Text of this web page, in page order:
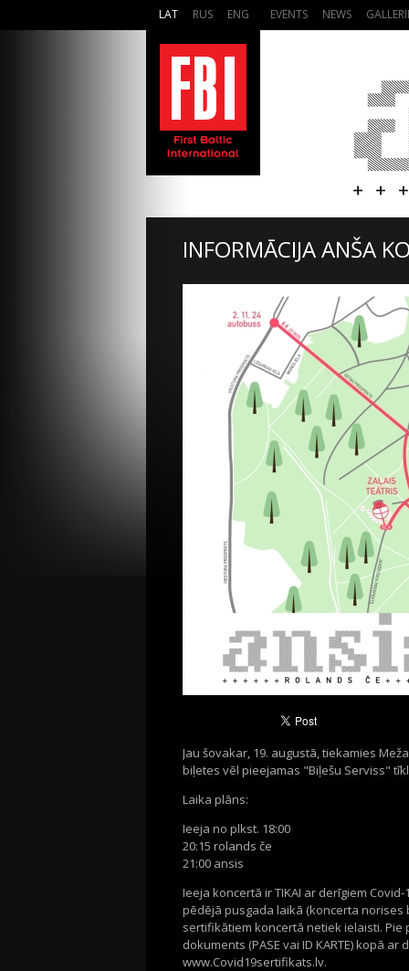
LAT RUS ENG EVENTS NEWS
INFORMĀCIJA ANŠA
Jau šovakar, 19. augustā, tiekamies
biļetes vēl pieejamas "Biļešu Serviss"
Laika plāns:
Ieeja no plkst. 18:00
20:15 rolands če
21:00 ansis
Ieeja koncertā ir TIKAI ar derīgiem
pēdējā pusgada laikā (koncerta norises
sertifikātiem koncertā netiek ielaisti.
dokuments (PASE vai ID KARTE) kopā
www.Covid19sertifikats.lv.